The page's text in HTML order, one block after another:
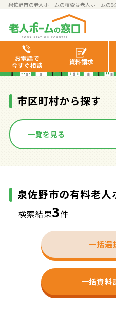
泉佐野市の老人ホームの検索は老人ホームの
お電話で
今すぐ相談
資料請求
泉佐野市の有
市区町村から探す
一覧を見る
泉佐野市の有料老人
検索結果3件
一括選
一括資料